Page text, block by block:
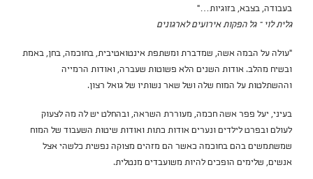
בעבודה, בצבא, בזוגיות…"
גלית לוי – גל הפקות אירועים לארגונים
"עולה על הבמה אשה, שמדברת ומשתפת אינטואטיבית, בחוכמה, בחן, באמת
ובשיח מהלב. אודות השנים הלא פשוטות שעברה, ואודות הרמייה
וההשתלטות על המוח שלה ושל שאר נשותיו של גואל רצון.
בעיני, יעל פפר אשה חכמה, מעוררת השראה, ובהחלט יש לה מה לצעוק
לעולם ובפרט לילדים ונערים אודות כתות ואודות שיטות השעבוד של המוח
שמשתמשים בהם בחוכמה כאשר הם מזהים מצוקה נפשית כלשהי אצל
אנשים, שלימים הופכים להיות משועבדים מנטלית.